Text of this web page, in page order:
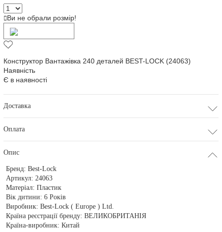
Ви не обрали розмір!
Конструктор Вантажівка 240 деталей BEST-LOCK (24063)
Наявність
Є в наявності
Доставка
Оплата
Опис
Бренд:Best-Lock
Артикул:24063
Матеріал:Пластик
Вік дитини:6 Років
Виробник:Best-Lock ( Europe ) Ltd.
Країна реєстрації бренду:ВЕЛИКОБРИТАНІЯ
Країна-виробник:Китай